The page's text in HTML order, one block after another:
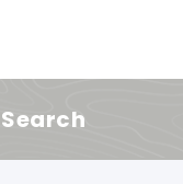
Search